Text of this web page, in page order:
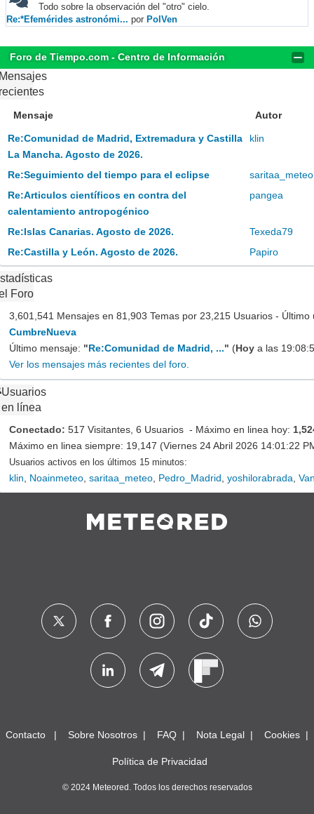
Todo sobre la observación del "otro" cielo.
Re:*Efemérides astronómi... por PolVen
Foro de Tiempo.com - Centro de Información
Mensaje Autor
Re:Comunidad de Madrid, Extremadura y Castilla
La Mancha. Agosto de 2026.
klin
Re:Seguimiento del tiempo para el eclipse
saritaa_meteo
Re:Articulos científicos en contra del
calentamiento antropogénico
pangea
Re:Islas Canarias. Agosto de 2026.
Texeda79
Re:Castilla y León. Agosto de 2026.
Papiro
Foro
3,601,541 Mensajes en 81,903 Temas por 23,215 Usuarios - Último
CumbreNueva
Último mensaje: "Re:Comunidad de Madrid, ..." (Hoy a las
Ver los mensajes más recientes del foro.
Usuarios
en línea
Conectado: 517 Visitantes, 6 Usuarios - Máximo en linea hoy:
Máximo en linea siempre: 19,147 (Viernes 24 Abril 2026 14:01:22
Usuarios activos en los últimos 15 minutos:
klin Noainmeteo saritaa_meteo Pedro_Madrid yoshilorabrada
Contacto Sobre Nosotros FAQ Nota Legal Cookies
Política de Privacidad
© 2024 Meteored. Todos los derechos reservados